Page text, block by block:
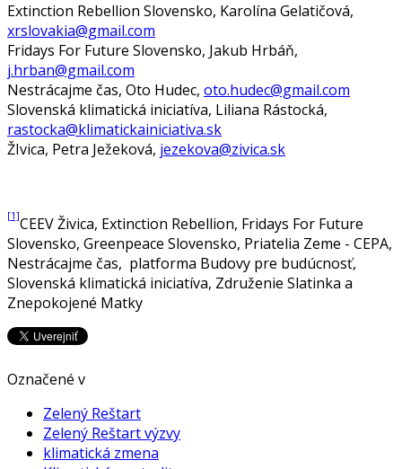
Extinction Rebellion Slovensko, Karolína Gelatičová,
xrslovakia@gmail.com
Fridays For Future Slovensko, Jakub Hrbáň,
j.hrban@gmail.com
Nestrácajme čas, Oto Hudec, oto.hudec@gmail.com
Slovenská klimatická iniciatíva, Liliana Rástocká,
rastocka@klimatickainiciativa.sk
ŽIvica, Petra Ježeková, jezekova@zivica.sk
[1]CEEV Živica, Extinction Rebellion, Fridays For Future
Slovensko, Greenpeace Slovensko, Priatelia Zeme - CEPA,
Nestrácajme čas, platforma Budovy pre budúcnosť,
Slovenská klimatická iniciatíva, Združenie Slatinka a
Znepokojené Matky
Označené v
Zelený Reštart
Zelený Reštart výzvy
klimatická zmena